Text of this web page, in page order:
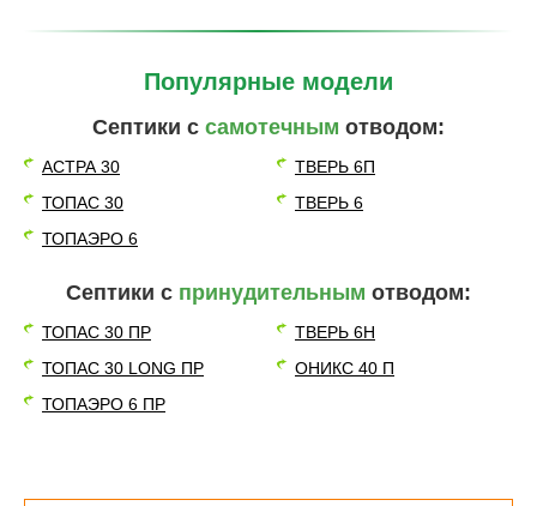
Популярные модели
Септики с самотечным отводом:
АСТРА 30
ТОПАС 30
ТОПАЭРО 6
ТВЕРЬ 6П
ТВЕРЬ 6
Септики с принудительным отводом:
ТОПАС 30 ПР
ТОПАС 30 LONG ПР
ТОПАЭРО 6 ПР
ТВЕРЬ 6Н
ОНИКС 40 П